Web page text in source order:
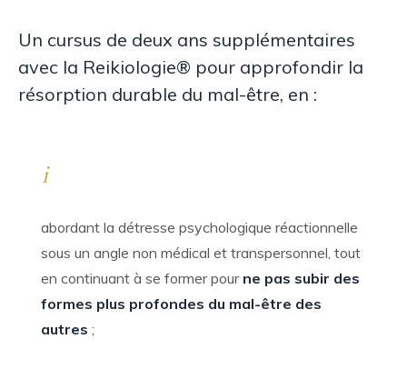
Un cursus de deux ans supplémentaires
avec la Reikiologie® pour approfondir la
résorption durable du mal-être, en :
i
abordant la détresse psychologique réactionnelle
sous un angle non médical et transpersonnel, tout
en continuant à se former pour ne pas subir des
formes plus profondes du mal-être des
autres ;